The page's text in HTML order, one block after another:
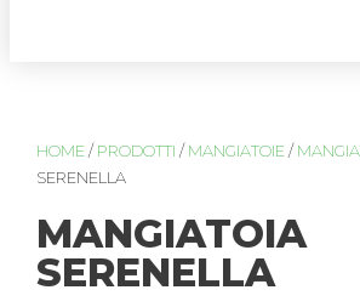
HOME / PRODOTTI / MANGIATOIE /
SERENELLA
MANGIATOIA
SERENELLA